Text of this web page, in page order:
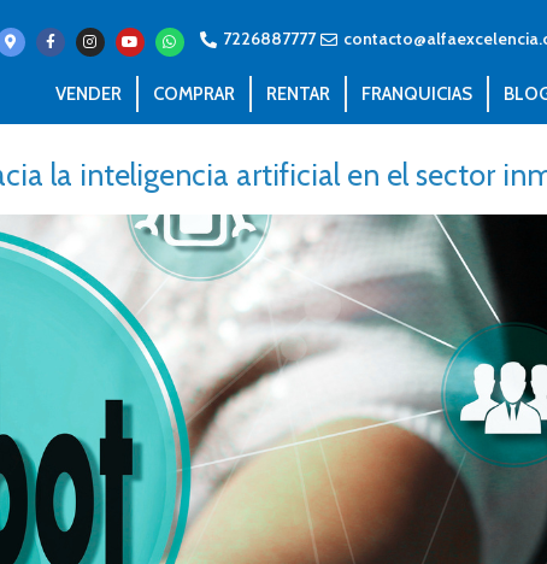
7226887777
VENDER COMPRAR RENTAR FRANQUICIAS
la inteligencia artificial en el sector